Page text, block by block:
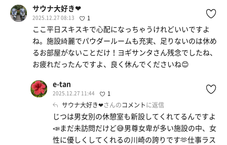
サウナ大好き❤
2025.12.27 08:13 1
ここ平日スキスキで心配になっちゃうけれどいいですよ
ね。施設綺麗でパウダールームも充実、足りないのは休め
るお部屋がないことだけ！ヨギサンタさん残念でしたね、
お疲れだったんですよ、良く休んでくださいね😊
e-tan
2025.12.27 11:44 1
サウナ大好き❤さんのコメントに返信
じつは男女別の休憩室も新設してくれてるんですよ
📣まだ未訪問だけど😅男尊女卑が多い施設の中、女
性に優しくしてくれるの川崎の誇りです🫶仕事ラス